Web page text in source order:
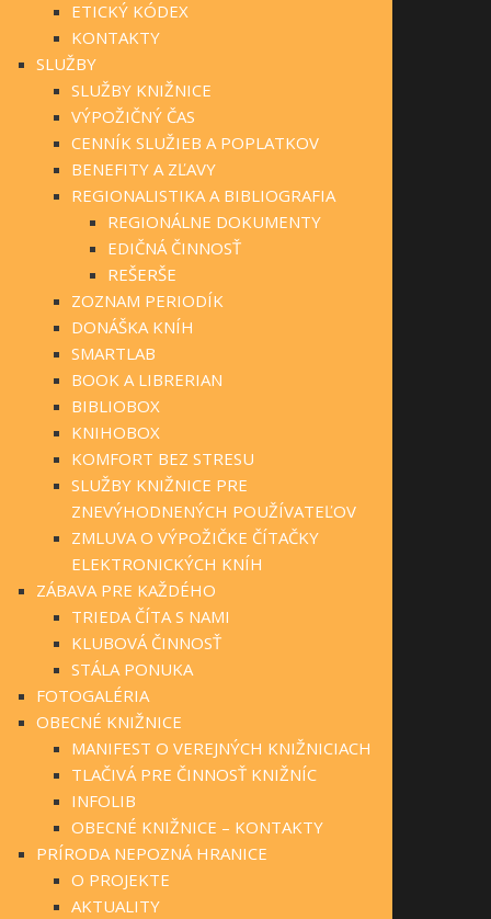
ETICKÝ KÓDEX
KONTAKTY
SLUŽBY
SLUŽBY KNIŽNICE
VÝPOŽIČNÝ ČAS
CENNÍK SLUŽIEB A POPLATKOV
BENEFITY A ZĽAVY
REGIONALISTIKA A BIBLIOGRAFIA
REGIONÁLNE DOKUMENTY
EDIČNÁ ČINNOSŤ
REŠERŠE
ZOZNAM PERIODÍK
DONÁŠKA KNÍH
SMARTLAB
BOOK A LIBRERIAN
BIBLIOBOX
KNIHOBOX
KOMFORT BEZ STRESU
SLUŽBY KNIŽNICE PRE
ZNEVÝHODNENÝCH POUŽÍVATEĽOV
ZMLUVA O VÝPOŽIČKE ČÍTAČKY
ELEKTRONICKÝCH KNÍH
ZÁBAVA PRE KAŽDÉHO
TRIEDA ČÍTA S NAMI
KLUBOVÁ ČINNOSŤ
STÁLA PONUKA
FOTOGALÉRIA
OBECNÉ KNIŽNICE
MANIFEST O VEREJNÝCH KNIŽNICIACH
TLAČIVÁ PRE ČINNOSŤ KNIŽNÍC
INFOLIB
OBECNÉ KNIŽNICE – KONTAKTY
PRÍRODA NEPOZNÁ HRANICE
O PROJEKTE
AKTUALITY